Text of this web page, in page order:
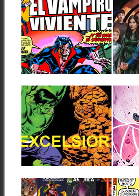
26.05.21
MARVEL
OMNIBUS.
MORBIUS
CLASSIC:
AVENTURA
DENTRO DEL
TERROR
parte de un acuerdo...
▶
DE
Marvel
de
24.05.21
EXCELSIOR:
ACTUALIZACIÓN
Nº 37 AÑO 20
(24/05/2021)
Este lunes en la actualización
de la web EXCELSIOR hemos
incluido...
▶
EL
SE
Las
ha
23.05.21